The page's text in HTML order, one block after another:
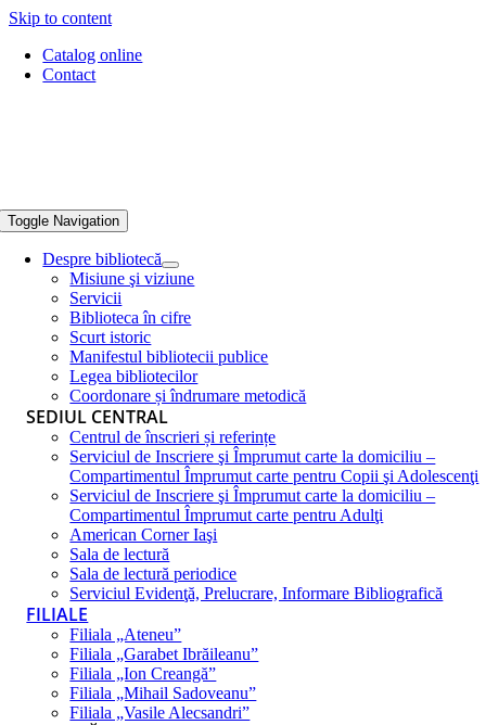
Skip to content
Catalog online
Contact
Toggle Navigation
Despre bibliotecă
Misiune şi viziune
Servicii
Biblioteca în cifre
Scurt istoric
Manifestul bibliotecii publice
Legea bibliotecilor
Coordonare și îndrumare metodică
SEDIUL CENTRAL
Centrul de înscrieri și referințe
Serviciul de Inscriere şi Împrumut carte la domiciliu –
Compartimentul Împrumut carte pentru Copii şi Adolescenţi
Serviciul de Inscriere şi Împrumut carte la domiciliu –
Compartimentul Împrumut carte pentru Adulţi
American Corner Iaşi
Sala de lectură
Sala de lectură periodice
Serviciul Evidenţă, Prelucrare, Informare Bibliografică
FILIALE
Filiala „Ateneu”
Filiala „Garabet Ibrăileanu”
Filiala „Ion Creangă”
Filiala „Mihail Sadoveanu”
Filiala „Vasile Alecsandri”